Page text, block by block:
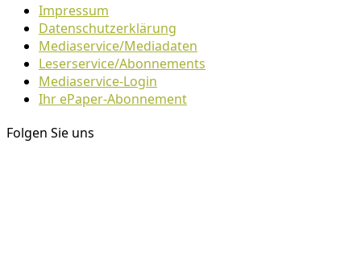
Impressum
Datenschutzerklärung
Mediaservice/Mediadaten
Leserservice/Abonnements
Mediaservice-Login
Ihr ePaper-Abonnement
Folgen Sie uns